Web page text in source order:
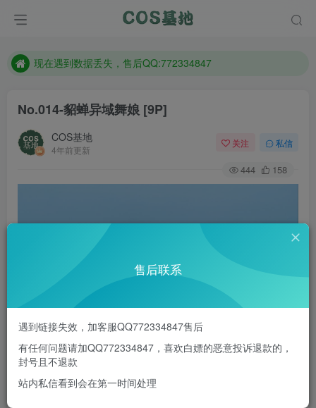
现在遇到数据丢失，售后QQ:772334847
防失联：百度搜索《趣画刊》，实时查看最新站点。
No.014-貂蝉异域舞娘 [9P]
COS基地
4年前更新
关注 私信
444 158
售后联系
遇到链接失效，加客服QQ772334847售后
有任何问题请加QQ772334847，喜欢白嫖的恶意投诉退款的，
封号且不退款
站内私信看到会在第一时间处理